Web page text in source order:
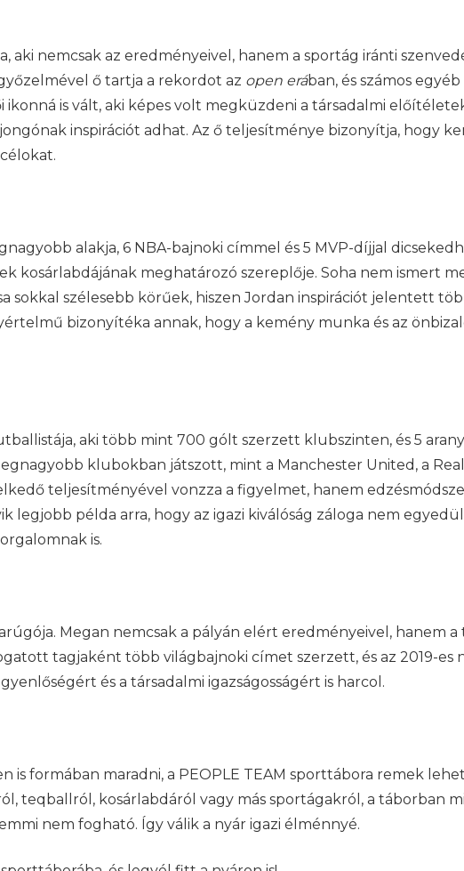
aki nemcsak az eredményeivel, hanem a sportág iránti
ő tartja a rekordot az open erában, és számos
ikonná is vált, aki képes volt megküzdeni a társadalmi
inspirációt adhat. Az ő teljesítménye bizonyítja, hogy
alakja, 6 NBA-bajnoki címmel és 5 MVP-díjjal
kosárlabdájának meghatározó szereplője. Soha nem ismert
sokkal szélesebb körűek, hiszen Jordan inspirációt jelentett
bizonyítéka annak, hogy a kemény munka és az
aki több mint 700 gólt szerzett klubszinten, és 5
klubokban játszott, mint a Manchester United, a
teljesítményével vonzza a figyelmet, hanem
legjobb példa arra, hogy az igazi kiválóság záloga nem
is.
Megan nemcsak a pályán elért eredményeivel, hanem a
tagjaként több világbajnoki címet szerzett, és az 2019-es
és a társadalmi igazságosságért is harcol.
is formában maradni, a PEOPLE TEAM sporttábora remek
teqballról, kosárlabdáról vagy más sportágakról, a táborban
nem fogható. Így válik a nyár igazi élménnyé.